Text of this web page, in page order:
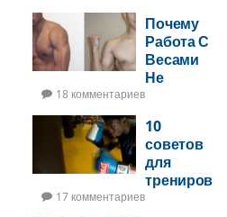
На 2 Ноги
Почему
Работа С
Весами
Не
Мощь —
ЧАСТЬ 2
18 комментариев
10
советов
для
трениров
17 комментариев